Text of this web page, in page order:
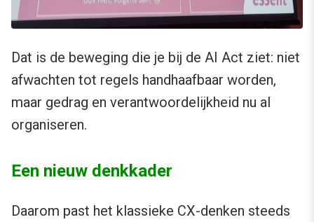
Dat is de beweging die je bij de AI Act ziet: niet
afwachten tot regels handhaafbaar worden,
maar gedrag en verantwoordelijkheid nu al
organiseren.
Een nieuw denkkader
Daarom past het klassieke CX-denken steeds